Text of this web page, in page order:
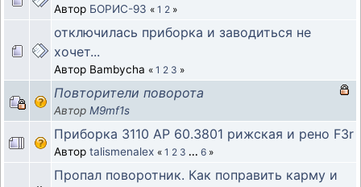
Автор БОРИС-93 « 1 2 »
отключилась приборка и заводиться не
хочет...
Автор Bambycha « 1 2 3 »
Повторители поворота
Автор M9mf1s
Приборка 3110 AP 60.3801 рижская и рено F3r
Автор talismenalex « 1 2 3 ... 6 »
Пропал поворотник. Как поправить карму и